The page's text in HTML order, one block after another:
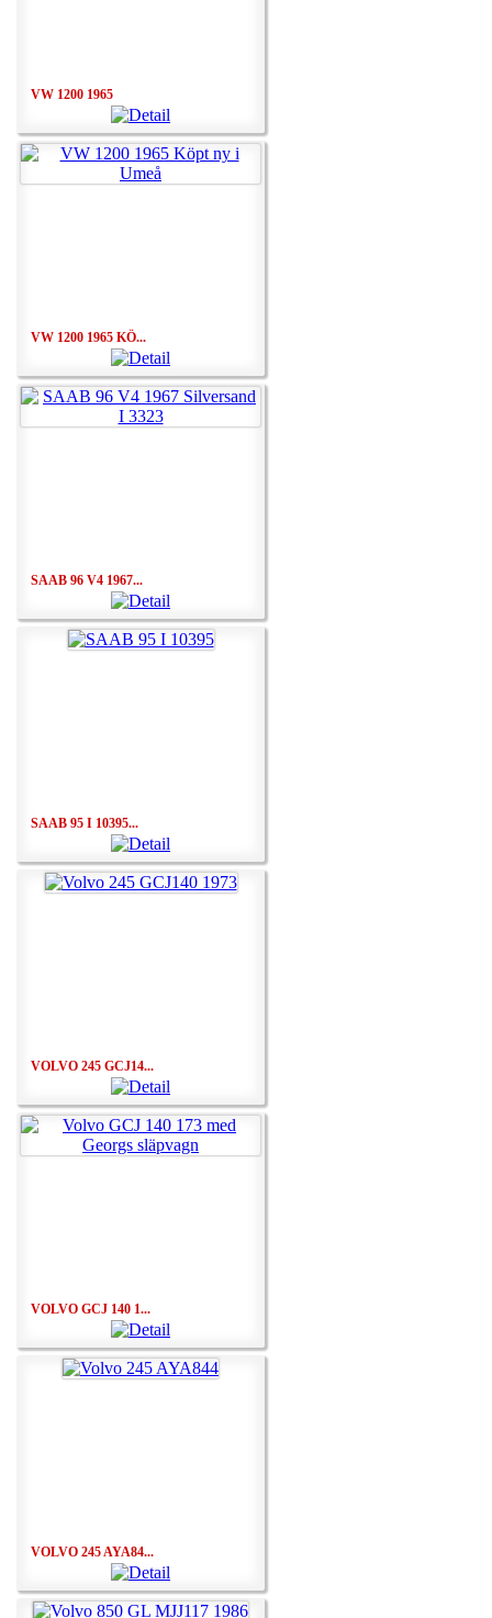
VW 1200 1965
VW 1200 1965 KÖ...
SAAB 96 V4 1967...
SAAB 95 I 10395...
VOLVO 245 GCJ14...
VOLVO GCJ 140 1...
VOLVO 245 AYA84...